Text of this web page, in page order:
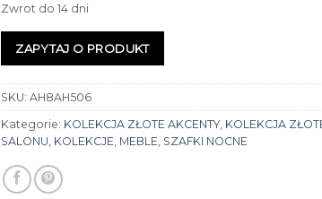
Zwrot do 14 dni
ZAPYTAJ O PRODUKT
SKU:AH8AH506
Kategorie: KOLEKCJA ZŁOTE AKCENTY, KOLEKCJA
SALONU KOLEKCJE MEBLE SZAFKI NOCNE